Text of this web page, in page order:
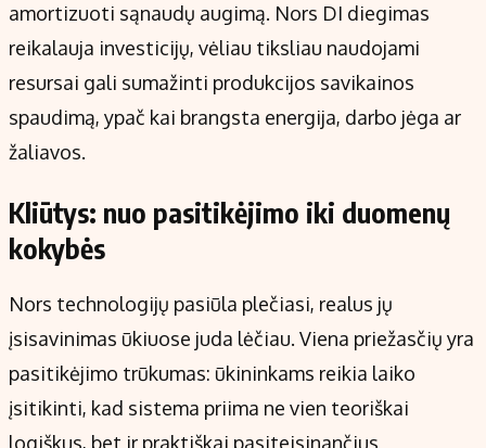
amortizuoti sąnaudų augimą. Nors DI diegimas
reikalauja investicijų, vėliau tiksliau naudojami
resursai gali sumažinti produkcijos savikainos
spaudimą, ypač kai brangsta energija, darbo jėga ar
žaliavos.
Kliūtys: nuo pasitikėjimo iki duomenų
kokybės
Nors technologijų pasiūla plečiasi, realus jų
įsisavinimas ūkiuose juda lėčiau. Viena priežasčių yra
pasitikėjimo trūkumas: ūkininkams reikia laiko
įsitikinti, kad sistema priima ne vien teoriškai
logiškus, bet ir praktiškai pasiteisinančius